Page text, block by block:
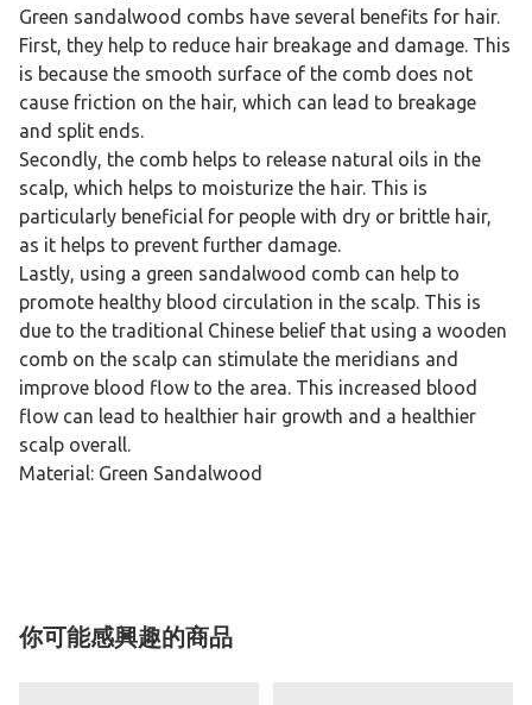
Green sandalwood combs have several benefits for hair.
First, they help to reduce hair breakage and damage. This
is because the smooth surface of the comb does not
cause friction on the hair, which can lead to breakage
and split ends.
Secondly, the comb helps to release natural oils in the
scalp, which helps to moisturize the hair. This is
particularly beneficial for people with dry or brittle hair,
as it helps to prevent further damage.
Lastly, using a green sandalwood comb can help to
promote healthy blood circulation in the scalp. This is
due to the traditional Chinese belief that using a wooden
comb on the scalp can stimulate the meridians and
improve blood flow to the area. This increased blood
flow can lead to healthier hair growth and a healthier
scalp overall.
Material: Green Sandalwood
你可能感興趣的商品